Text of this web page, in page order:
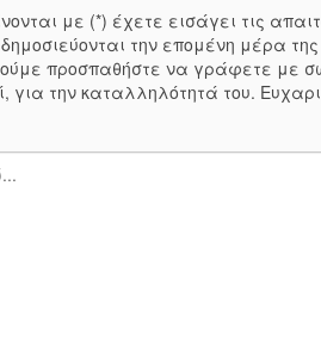
με (*) έχετε εισάγει τις
την επομένη μέρα
προσπαθήστε να γράφετε με
για την καταλληλότητά του.